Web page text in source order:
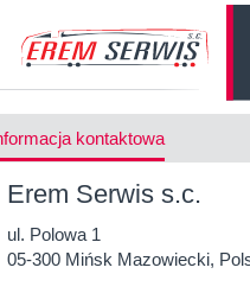
kontaktowa
Erem Serwis s.c.
ul. Polowa 1
05-300 Mińsk Mazowiecki,